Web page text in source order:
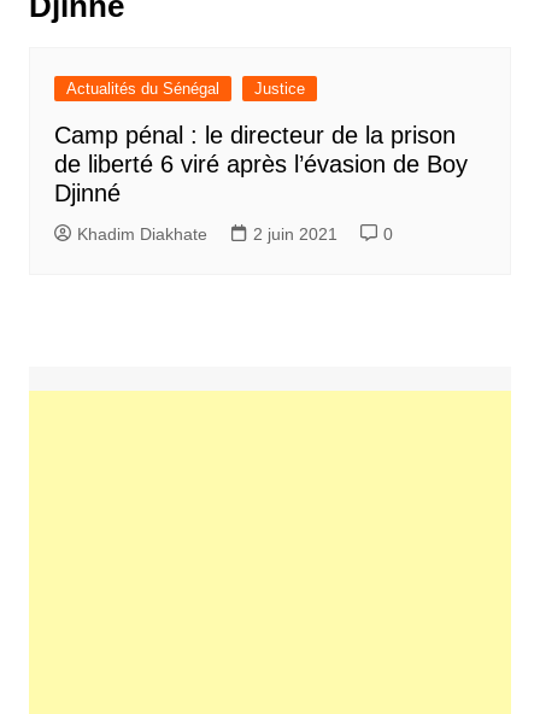
Actualités du Sénégal Justice
Camp pénal : le directeur de la prison
de liberté 6 viré après l’évasion de Boy
Djinné
Khadim Diakhate 2 juin 2021 0